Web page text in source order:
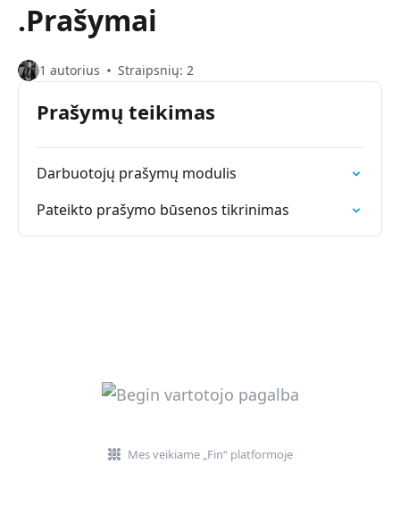
.Prašymai
1 autorius Straipsnių: 2
Prašymų teikimas
Darbuotojų prašymų modulis
Pateikto prašymo būsenos tikrinimas
Mes veikiame „Fin“ platformoje